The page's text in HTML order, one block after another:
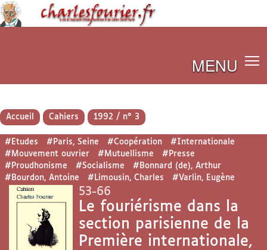
MENU
Accueil Cahiers 1992 / n° 3
#Etudes #Paris, Seine #Coopération
#Internationale
#Mouvement ouvrier
#Mutuellisme
#Presse
#Proudhonisme
#Socialisme
#Bonnard (de), Arthur
#Bourdon, Antoine
#Limousin, Charles #Varlin, Eugène
53-66
Le fouriérisme dans la
section parisienne de la
Première internationale,